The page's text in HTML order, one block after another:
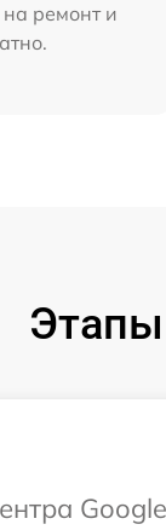
на ремонт и